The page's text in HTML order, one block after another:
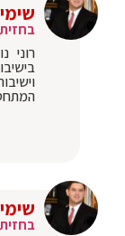
בחזית
רוני
בחזית